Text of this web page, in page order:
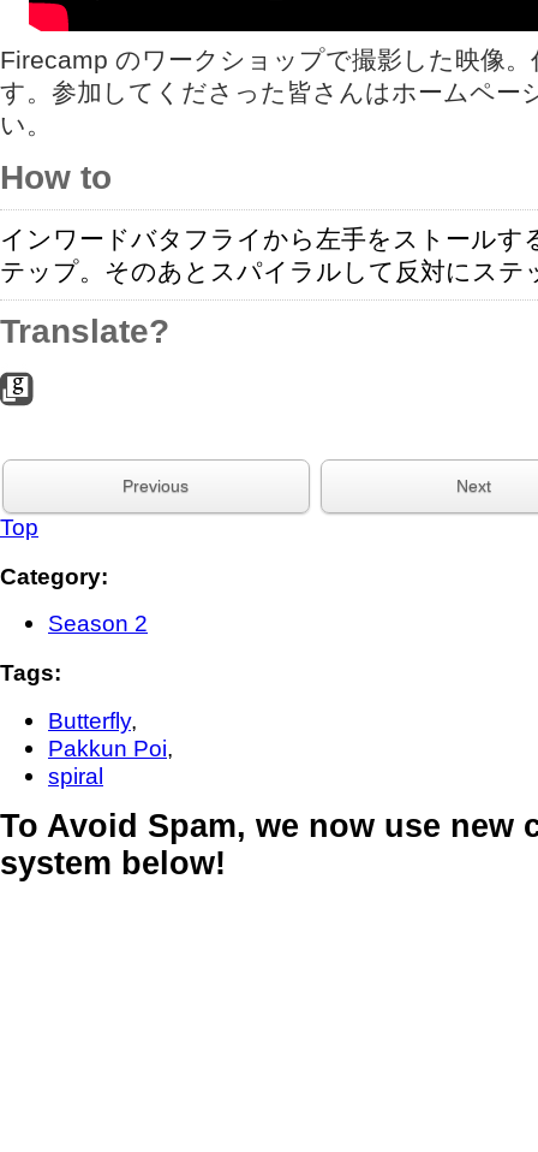
Firecamp のワークショップで撮影した映像
す。参加してくださった皆さんはホームペー
い。
How to
インワードバタフライから左手をストールす
テップ。そのあとスパイラルして反対にステ
Translate?
Previous Next
Top
Category:
Season 2
Tags:
Butterfly,
Pakkun Poi,
spiral
To Avoid Spam, we now use new
system below!